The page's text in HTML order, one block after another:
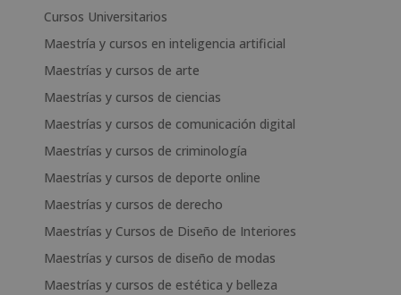
Cursos Universitarios
Maestría y cursos en inteligencia artificial
Maestrías y cursos de arte
Maestrías y cursos de ciencias
Maestrías y cursos de comunicación digital
Maestrías y cursos de criminología
Maestrías y cursos de deporte online
Maestrías y cursos de derecho
Maestrías y Cursos de Diseño de Interiores
Maestrías y cursos de diseño de modas
Maestrías y cursos de estética y belleza